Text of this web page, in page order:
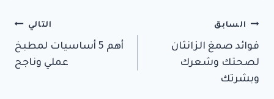
تصفّح
المقالات
السابق
فوائد صمغ الزانثان
لصحتك وشعرك
وبشرتك
التالي
أهم 5 أساسيات لمطبخ
عملي وناجح